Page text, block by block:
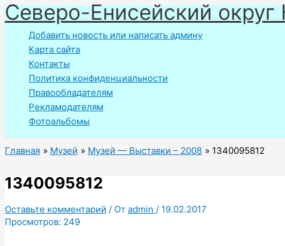
Перейти
к
содержимому
Северо-Енисейский округ
Добавить новость или написать админу
Карта сайта
Контакты
Политика конфиденциальности
Правообладателям
Рекламодателям
Фотоальбомы
Главная Музей Музей — Выставки – 2008 1340095812
1340095812
Оставьте комментарий / От admin / 19.02.2017
Просмотров: 249